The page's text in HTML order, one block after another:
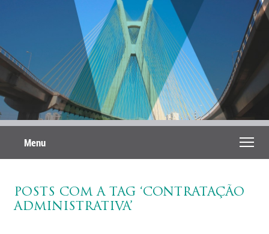
Menu
POSTS COM A TAG ‘CONTRATAÇÃO
ADMINISTRATIVA’